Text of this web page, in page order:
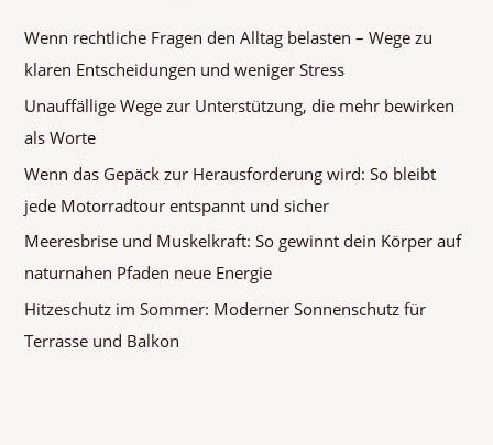
Wenn rechtliche Fragen den Alltag belasten – Wege zu
klaren Entscheidungen und weniger Stress
Unauffällige Wege zur Unterstützung, die mehr bewirken
als Worte
Wenn das Gepäck zur Herausforderung wird: So bleibt
jede Motorradtour entspannt und sicher
Meeresbrise und Muskelkraft: So gewinnt dein Körper auf
naturnahen Pfaden neue Energie
Hitzeschutz im Sommer: Moderner Sonnenschutz für
Terrasse und Balkon